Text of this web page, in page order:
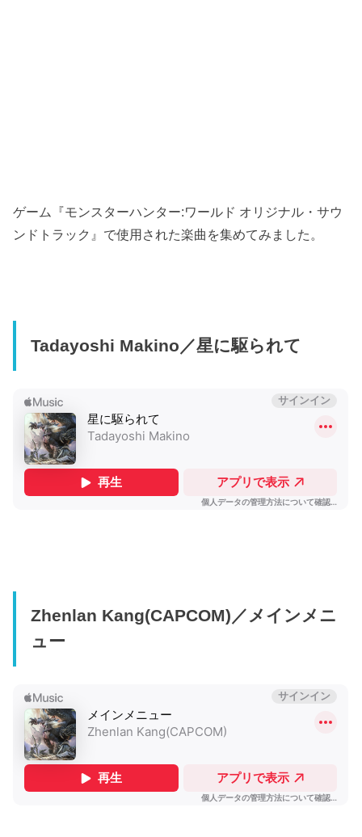
ゲーム『モンスターハンター:ワールド オリジナル・サウ
ンドトラック』で使用された楽曲を集めてみました。
Tadayoshi Makino／星に駆られて
Zhenlan Kang(CAPCOM)／メインメニ
ュー